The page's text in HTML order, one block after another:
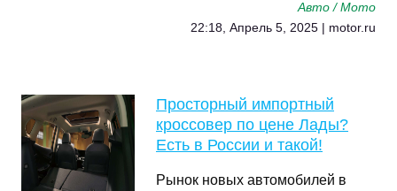
Авто / Мото
22:18, Апрель 5, 2025 | motor.ru
Просторный импортный
кроссовер по цене Лады?
Есть в России и такой!
Рынок новых автомобилей в